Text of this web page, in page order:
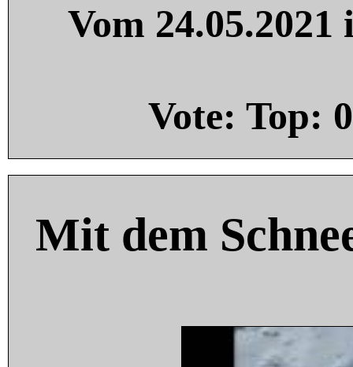
Vom
Vote: Top: 0
Mit dem